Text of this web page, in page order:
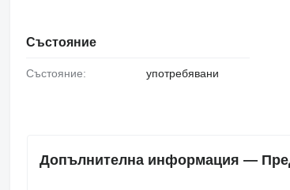
Състояние
Състояние: употребявани
Допълнителна информация —